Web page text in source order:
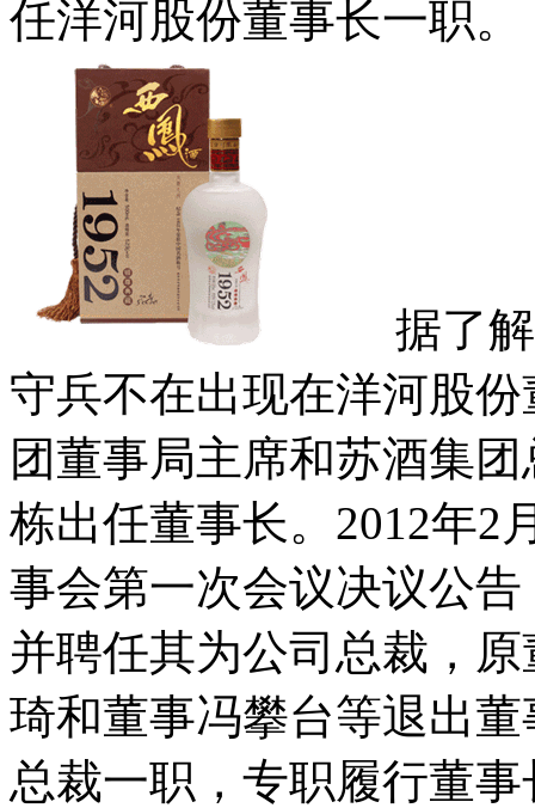
任洋河股份董事长一职
据了解
守兵不在出现在洋河股
团董事局主席和苏酒集
栋出任董事长。2012年2
事会第一次会议决议公
并聘任其为公司总裁，
琦和董事冯攀台等退出
总裁一职，专职履行董